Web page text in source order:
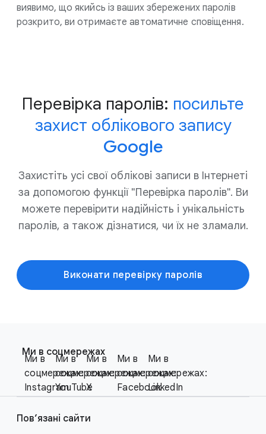
виявимо, що якийсь із ваших збережених паролів
розкрито, ви отримаєте автоматичне сповіщення.
Перевірка паролів: посильте
захист облікового запису
Google
Захистіть усі свої облікові записи в Інтернеті
за допомогою функції "Перевірка паролів". Ви
можете перевірити надійність і унікальність
паролів, а також дізнатися, чи їх не зламали.
Виконати перевірку паролів
e
S
o
c
l
Ми в соцмережах
Ми в
соцмережах:
Instagram
Ми в
соцмережах:
YouTube
Ми в
соцмережах:
X
Ми в
соцмережах:
Facebook
Ми в
соцмережах:
LinkedIn
Пов’язані сайти